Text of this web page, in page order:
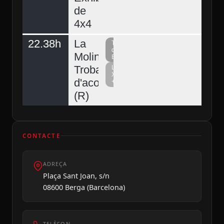
de
4x4
22.38h
La
Molina,
Trobada
d'acordionistes
(R)
Televisió
del
Berguedà
La
Xarxa
+
CONTACTE
ADREÇA
Plaça Sant Joan, s/n
08600 Berga (Barcelona)